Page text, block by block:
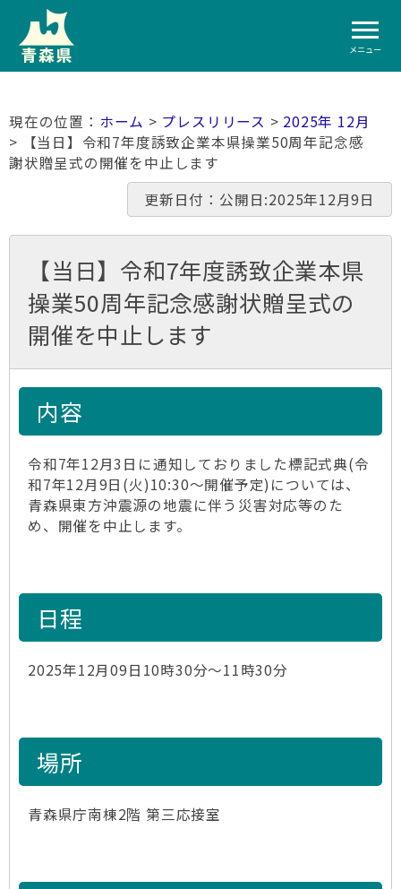
メニュー
ホーム > プレスリリース > 2025年 12月
> 【当日】令和7年度誘致企業本県操業50周年記念感
謝状贈呈式の開催を中止します
更新日付：公開日:2025年12月9日
【当日】令和7年度誘致企業本県
操業50周年記念感謝状贈呈式の
開催を中止します
内容
令和7年12月3日に通知しておりました標記式典(令
和7年12月9日(火)10:30～開催予定)については、
青森県東方沖震源の地震に伴う災害対応等のた
め、開催を中止します。
日程
2025年12月09日10時30分～11時30分
場所
青森県庁南棟2階 第三応接室